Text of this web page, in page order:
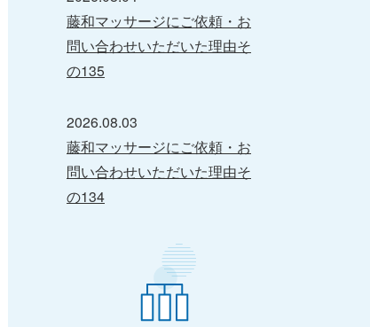
藤和マッサージにご依頼・お
問い合わせいただいた理由そ
の135
2026.08.03
藤和マッサージにご依頼・お
問い合わせいただいた理由そ
の134